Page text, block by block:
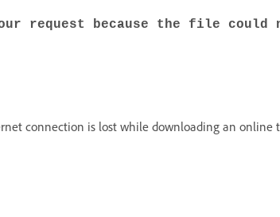
request because the file could
connection is lost while downloading an online